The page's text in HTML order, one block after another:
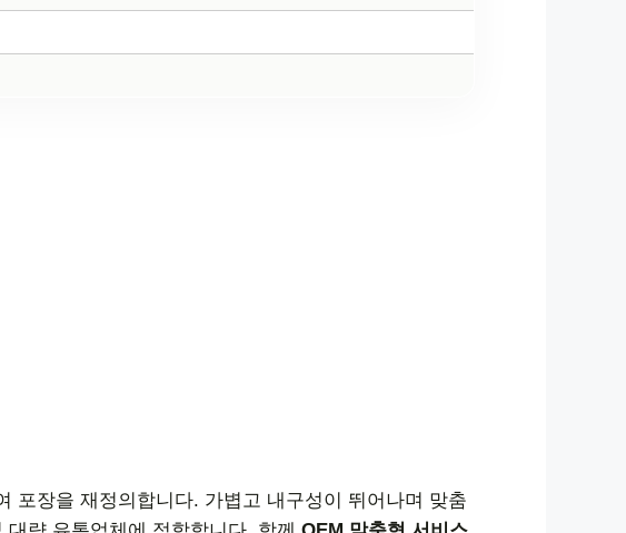
포장을 재정의합니다. 가볍고 내구성이 뛰어나며 맞춤